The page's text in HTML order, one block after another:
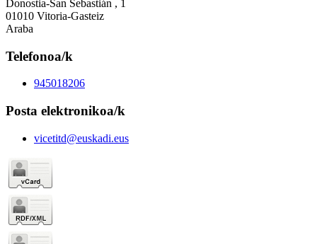
Donostia-San Sebastián , 1
01010 Vitoria-Gasteiz
Araba
Telefonoa/k
945018206
Posta elektronikoa/k
vicetitd@euskadi.eus